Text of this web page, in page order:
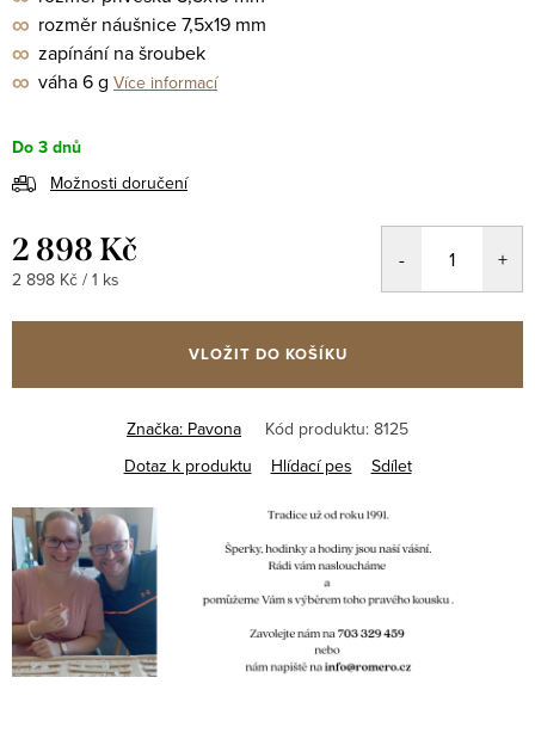
∞ rozměr náušnice 7,5x19 mm
∞ zapínání na šroubek
∞ váha 6 g Více informací
Do 3 dnů
Možnosti doručení
2 898 Kč
Měrná
2 898 Kč / 1 ks
VLOŽIT DO KOŠÍKU
Značka: Pavona Kód produktu: 8125
Dotaz k produktu
Hlídací pes Sdílet